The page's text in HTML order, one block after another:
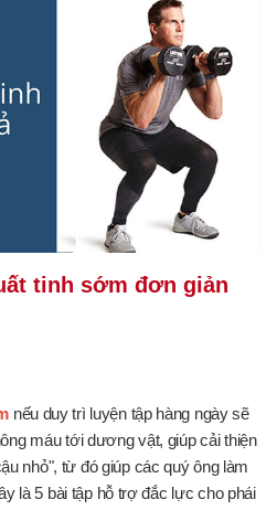
tinh sớm đơn giản
nếu duy trì luyện tập hàng ngày sẽ
máu tới dương vật, giúp cải thiện
nhỏ", từ đó giúp các quý ông làm
là 5 bài tập hỗ trợ đắc lực cho phái